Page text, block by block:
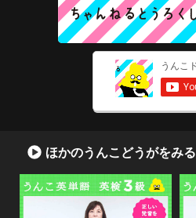
ほかのうんこどうがをみる